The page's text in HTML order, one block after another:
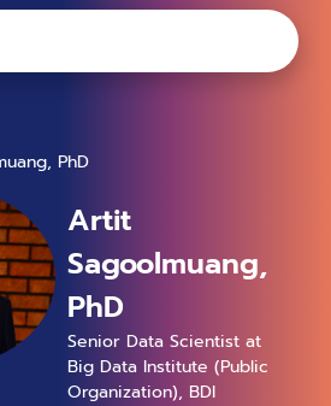
PhD
Artit
Sagoolmuang,
PhD
Senior Data Scientist at
Big Data Institute (Public
Organization), BDI